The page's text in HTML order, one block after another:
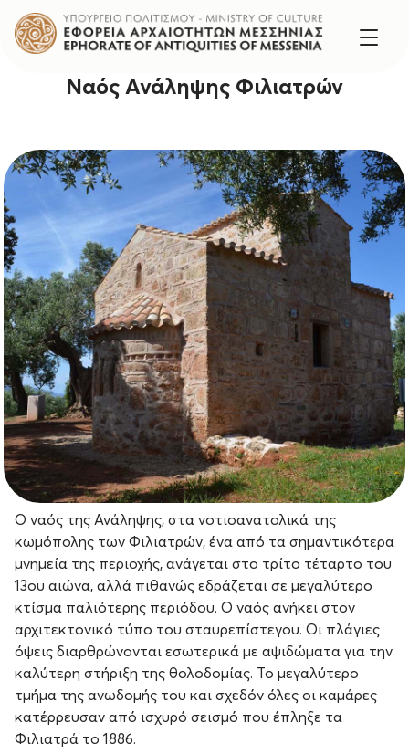
Ναός Ανάληψης Φιλιατρών
Ο ναός της Ανάληψης, στα νοτιοανατολικά της
κωμόπολης των Φιλιατρών, ένα από τα σημαντικότερα
μνημεία της περιοχής, ανάγεται στο τρίτο τέταρτο του
13ου αιώνα, αλλά πιθανώς εδράζεται σε μεγαλύτερο
κτίσμα παλιότερης περιόδου. Ο ναός ανήκει στον
αρχιτεκτονικό τύπο του σταυρεπίστεγου. Οι πλάγιες
όψεις διαρθρώνονται εσωτερικά με αψιδώματα για την
καλύτερη στήριξη της θολοδομίας. Το μεγαλύτερο
τμήμα της ανωδομής του και σχεδόν όλες οι καμάρες
κατέρρευσαν από ισχυρό σεισμό που έπληξε τα
Φιλιατρά το 1886.